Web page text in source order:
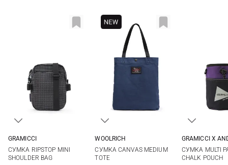
GRAMICCI
СУМКА RIPSTOP MINI
SHOULDER BAG
WOOLRICH
СУМКА CANVAS MEDIUM
TOTE
GRAMICCI X
СУМКА MULTI
CHALK POUCH